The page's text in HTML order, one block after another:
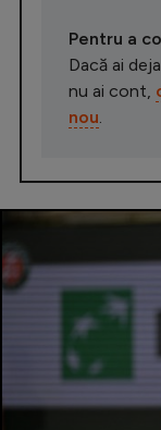
Pentru a
Dacă ai
nu ai cont,
nou